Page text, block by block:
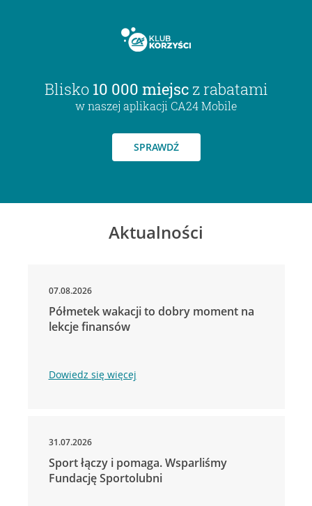
Blisko 10 000 miejsc z rabatami
w naszej aplikacji CA24 Mobile
SPRAWDŹ
Aktualności
07.08.2026
Półmetek wakacji to dobry moment na
lekcje finansów
Dowiedz się więcej
31.07.2026
Sport łączy i pomaga. Wsparliśmy
Fundację Sportolubni